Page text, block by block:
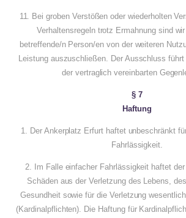
11. Bei groben Verstößen oder wiederholten
Verhaltensregeln trotz Ermahnung sind
betreffende/n Person/en von der weiteren
Leistung auszuschließen. Der Ausschluss
der vertraglich vereinbarten
§ 7
Haftung
1. Der Ankerplatz Erfurt haftet unbeschränkt
Fahrlässigkeit.
2. Im Falle einfacher Fahrlässigkeit haftet
Schäden aus der Verletzung des Lebens,
Gesundheit sowie für die Verletzung
(Kardinalpflichten). Die Haftung für